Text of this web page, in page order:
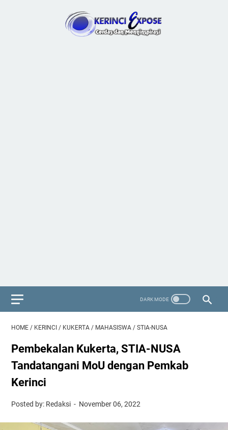
HOME / KERINCI / KUKERTA / MAHASISWA / STIA-NUSA
Pembekalan Kukerta, STIA-NUSA
Tandatangani MoU dengan Pemkab
Kerinci
Posted by: Redaksi November 06, 2022